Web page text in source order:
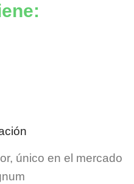
único en el mercado